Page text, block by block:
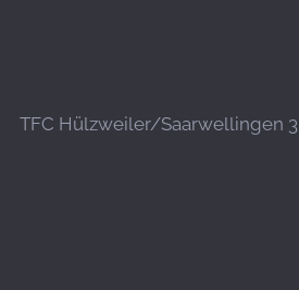
TFC Hülzweiler/Saarwellingen 3